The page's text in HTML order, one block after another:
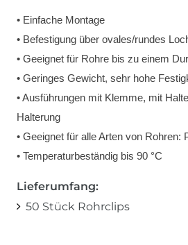
• Einfache Montage
• Befestigung über ovales/rundes
• Geeignet für Rohre bis zu einem
• Geringes Gewicht, sehr hohe
• Ausführungen mit Klemme, mit
Halterung
• Geeignet für alle Arten von Rohren:
• Temperaturbeständig bis 90 °C
Lieferumfang:
50 Stück Rohrclips